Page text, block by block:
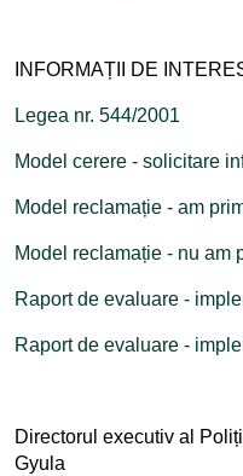
INFORMAȚII DE
Legea nr. 544/2001
Model cerere - solicitare
Model reclamație - am
Model reclamație - nu am
Raport de evaluare -
Raport de evaluare -
Directorul executiv al
Gyula